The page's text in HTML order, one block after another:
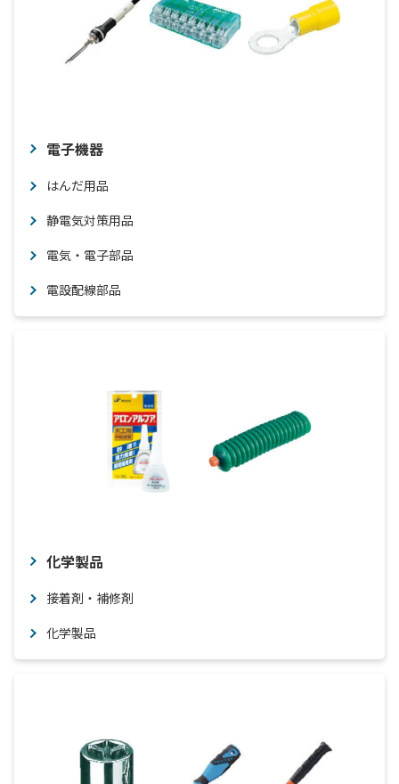
電子機器
はんだ用品
静電気対策用品
電気・電子部品
電設配線部品
化学製品
接着剤・補修剤
化学製品